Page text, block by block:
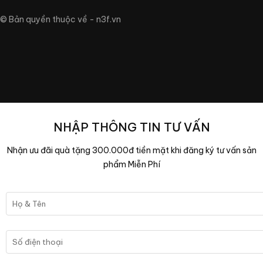
© Bản quyền thuộc về - n3f.vn
NHẬP THÔNG TIN TƯ VẤN
Nhận ưu đãi quà tặng 300.000đ tiền mặt khi đăng ký tư vấn sản
phẩm Miễn Phí